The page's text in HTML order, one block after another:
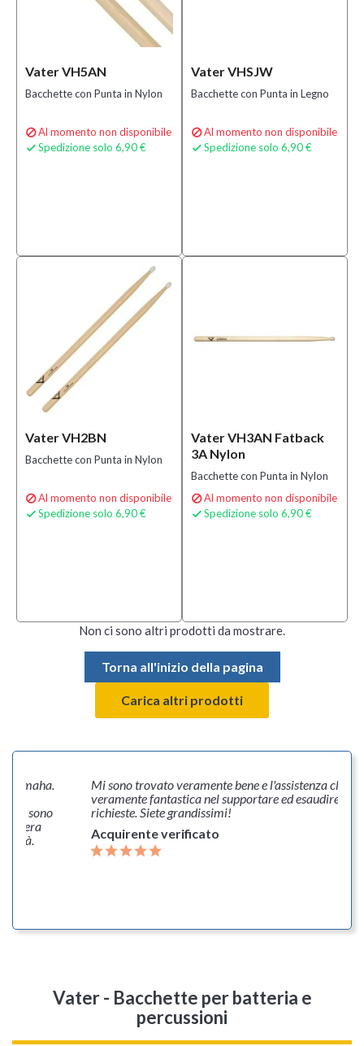
Vater VH5AN
Bacchette con Punta in Nylon
Al momento non disponibile
 Spedizione solo 6,90 €
Vater VHSJW
Bacchette con Punta in Legno
Al momento non disponibile
 Spedizione solo 6,90 €
Vater VH2BN
Bacchette con Punta in Nylon
Al momento non disponibile
 Spedizione solo 6,90 €
Vater VH3AN Fatback
3A Nylon
Bacchette con Punta in Nylon
Al momento non disponibile
 Spedizione solo 6,90 €
Non ci sono altri prodotti da mostrare.
Torna all'inizio della pagina
Carica altri prodotti
Yamaha.
sono
era
Mi sono trovato veramente bene e l'assistenza clienti
veramente fantastica nel supportare ed esaudire le
richieste. Siete grandissimi!
Acquirente verificato
Vater - Bacchette per batteria e
percussioni